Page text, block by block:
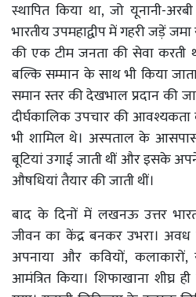
स्थापित किया था, जो यूनानी-
भारतीय उपमहाद्वीप में गहरी जड़ें जमा
की एक टीम जनता की सेवा
बल्कि सम्मान के साथ भी किया
समान स्तर की देखभाल प्रदान की
दीर्घकालिक उपचार की आवश्यकता
भी शामिल थे। अस्पताल के
बूटियां उगाई जाती थीं और इसके
औषधियां तैयार की जाती थीं।
बाद के दिनों में लखनऊ उत्तर
जीवन का केंद्र बनकर उभरा।
अपनाया और कवियों,
आमंत्रित किया। शिफाखाना शीघ्र